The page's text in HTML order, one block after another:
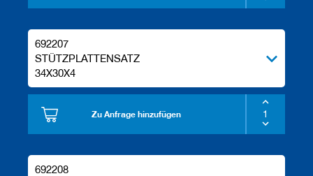
692207
STÜTZPLATTENSATZ
34X30X4
Zu Anfrage hinzufügen
692208